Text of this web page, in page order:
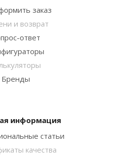
заказ
и возврат
ответ
Бренды
информация
статьи
качества